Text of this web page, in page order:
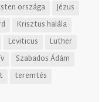
Isten országa
Jézus
Krisztus halála
Leviticus
Luther
Szabados Ádám
teremtés